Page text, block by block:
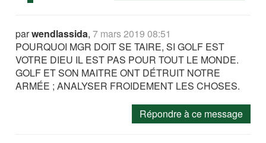
parwendlassida,7 mars 2019 08:51
POURQUOI MGR DOIT SE TAIRE, SI GOLF EST
VOTRE DIEU IL EST PAS POUR TOUT LE MONDE.
GOLF ET SON MAITRE ONT DÉTRUIT NOTRE
ARMÉE ; ANALYSER FROIDEMENT LES CHOSES.
Répondre à ce message